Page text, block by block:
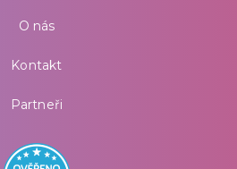
O nás
Kontakt
Partneři